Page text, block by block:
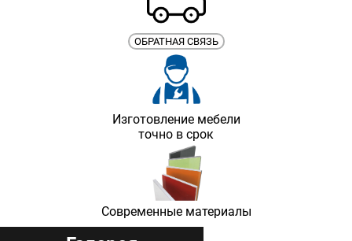
ОБРАТНАЯ СВЯЗЬ
Изготовление мебели
точно в срок
Современные материалы